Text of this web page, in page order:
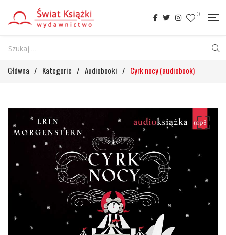
0
Główna / Kategorie / Audiobooki / Cyrk nocy (audiobook)